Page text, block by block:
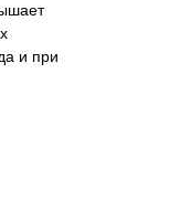
и при